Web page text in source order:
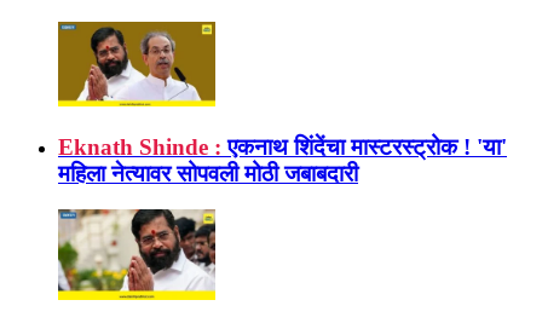
Eknath Shinde : एकनाथ शिंदेंचा मास्टरस्ट्रोक ! 'या'
महिला नेत्यावर सोपवली मोठी जबाबदारी